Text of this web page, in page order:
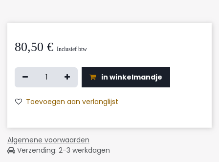
80,50 € Inclusief btw
in winkelmandje
Toevoegen aan verlanglijst
Algemene voorwaarden
Verzending: 2-3 werkdagen